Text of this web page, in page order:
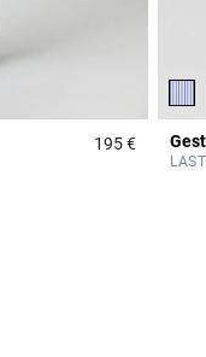
195 €5 out of